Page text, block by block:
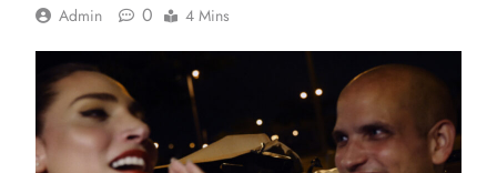
Admin 0 4 Mins